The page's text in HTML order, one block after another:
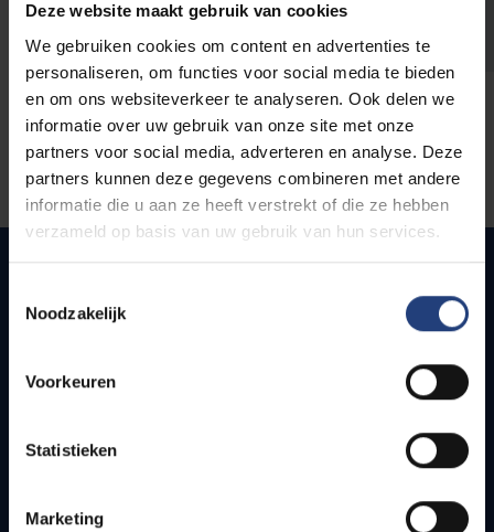
Deze website maakt gebruik van cookies
We gebruiken cookies om content en advertenties te
personaliseren, om functies voor social media te bieden
en om ons websiteverkeer te analyseren. Ook delen we
informatie over uw gebruik van onze site met onze
partners voor social media, adverteren en analyse. Deze
partners kunnen deze gegevens combineren met andere
informatie die u aan ze heeft verstrekt of die ze hebben
verzameld op basis van uw gebruik van hun services.
Noodzakelijk
Voorkeuren
Statistieken
Marketing
Snel naar
Bereikbaarheid